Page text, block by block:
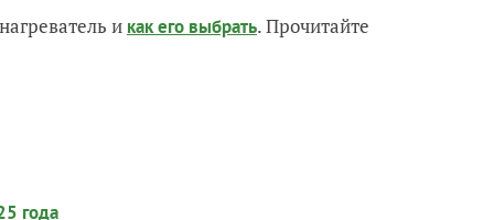
и как его выбрать. Прочитайте
года